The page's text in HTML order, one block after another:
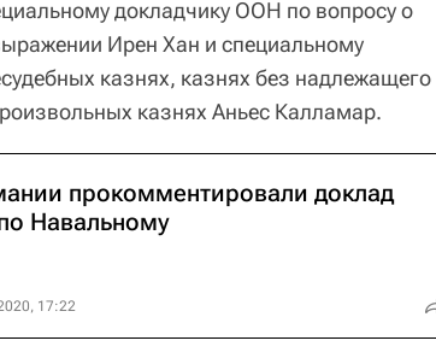
докладчику ООН по вопросу о
Ирен Хан и специальному
казнях, казнях без надлежащего
казнях Аньес Калламар.
прокомментировали доклад
Навальному
17:22